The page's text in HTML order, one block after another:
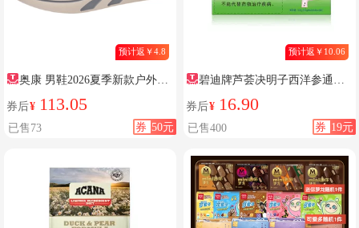
预计返￥4.8
奥康 男鞋2026夏季新款户外休
闲运动沙滩凉鞋两穿防滑室外凉
券后¥ 113.05
券 50元
已售73
预计返￥10.06
碧迪牌芦荟决明子西洋参通便
胶囊通便官方旗舰店正品
券后¥ 16.90
券 19元
已售400